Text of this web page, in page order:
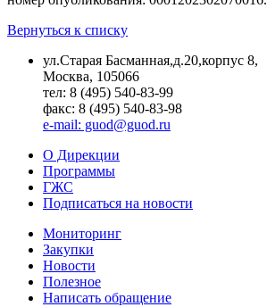
Вернуться к списку
ул.Старая Басманная,д.20,корпус 8,
Москва, 105066
тел: 8 (495) 540-83-99
факс: 8 (495) 540-83-98
e-mail: guod@guod.ru
О Дирекции
Программы
ГЖС
Подписаться на новости
Мониторинг
Закупки
Новости
Полезное
Написать обращение